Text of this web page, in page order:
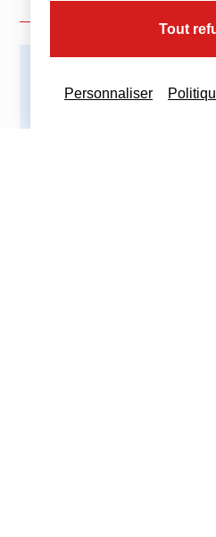
Imprimez
Tout
Personnaliser